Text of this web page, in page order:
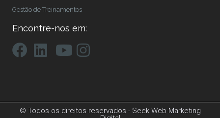
Gestão de Treinamentos
Encontre-nos em:
© Todos os direitos reservados - Seek Web Marketing